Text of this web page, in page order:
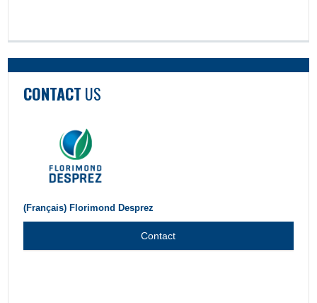
CONTACT US
(Français) Florimond Desprez
Contact